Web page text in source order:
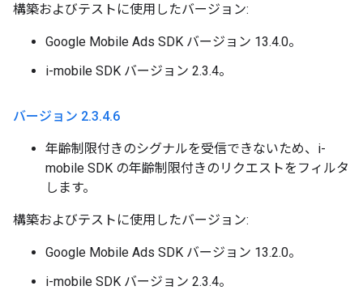
構築およびテストに使用したバージョン:
Google Mobile Ads SDK バージョン 13.4.0。
i-mobile SDK バージョン 2.3.4。
バージョン 2.3.4.6
年齢制限付きのシグナルを受信できないため、i-
mobile SDK の年齢制限付きのリクエストをフィルタ
します。
構築およびテストに使用したバージョン:
Google Mobile Ads SDK バージョン 13.2.0。
i-mobile SDK バージョン 2.3.4。